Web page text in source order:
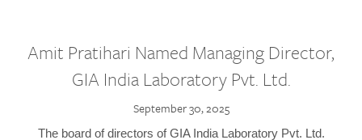
Amit Pratihari Named Managing Director,
GIA India Laboratory Pvt. Ltd.
September 30, 2025
The board of directors of GIA India Laboratory Pvt. Ltd.